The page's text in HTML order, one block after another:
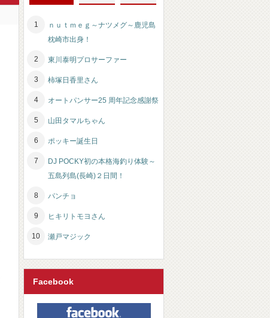
ｎｕｔｍｅｇ～ナツメグ～鹿児島
枕崎市出身！
東川泰明プロサーファー
柿塚日香里さん
オートパンサー25 周年記念感謝祭
山田タマルちゃん
ポッキー誕生日
DJ POCKY初の本格海釣り体験～
五島列島(長崎)２日間！
パンチョ
ヒキリトモヨさん
瀬戸マジック
Facebook